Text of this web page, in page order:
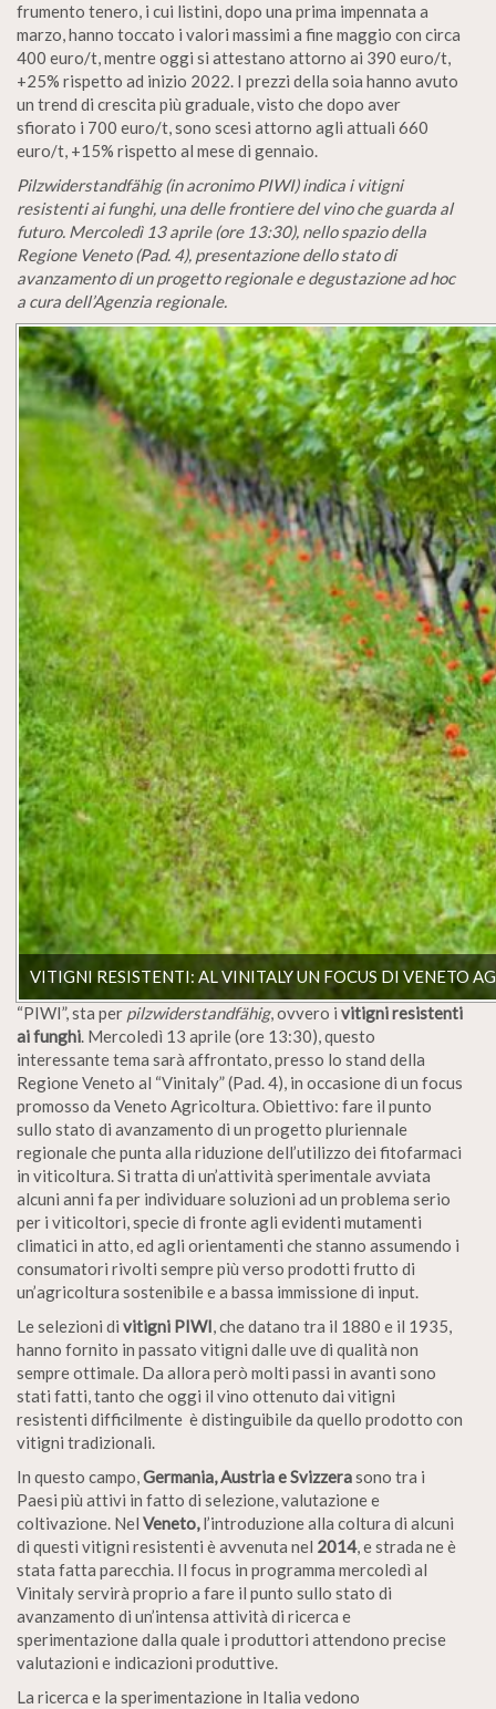
frumento tenero, i cui listini, dopo una prima impennata a
marzo, hanno toccato i valori massimi a fine maggio con circa
400 euro/t, mentre oggi si attestano attorno ai 390 euro/t,
+25% rispetto ad inizio 2022. I prezzi della soia hanno avuto
un trend di crescita più graduale, visto che dopo aver
sfiorato i 700 euro/t, sono scesi attorno agli attuali 660
euro/t, +15% rispetto al mese di gennaio.
Pilzwiderstandfähig (in acronimo PIWI) indica i vitigni
resistenti ai funghi, una delle frontiere del vino che guarda al
futuro. Mercoledì 13 aprile (ore 13:30), nello spazio della
Regione Veneto (Pad. 4), presentazione dello stato di
avanzamento di un progetto regionale e degustazione ad hoc
a cura dell’Agenzia regionale.
VITIGNI RESISTENTI: AL VINITALY UN FOCUS DI VENETO
“PIWI”, sta per pilzwiderstandfähig, ovvero i vitigni resistenti
ai funghi. Mercoledì 13 aprile (ore 13:30), questo
interessante tema sarà affrontato, presso lo stand della
Regione Veneto al “Vinitaly” (Pad. 4), in occasione di un focus
promosso da Veneto Agricoltura. Obiettivo: fare il punto
sullo stato di avanzamento di un progetto pluriennale
regionale che punta alla riduzione dell’utilizzo dei fitofarmaci
in viticoltura. Si tratta di un’attività sperimentale avviata
alcuni anni fa per individuare soluzioni ad un problema serio
per i viticoltori, specie di fronte agli evidenti mutamenti
climatici in atto, ed agli orientamenti che stanno assumendo i
consumatori rivolti sempre più verso prodotti frutto di
un’agricoltura sostenibile e a bassa immissione di input.
Le selezioni di vitigni PIWI, che datano tra il 1880 e il 1935,
hanno fornito in passato vitigni dalle uve di qualità non
sempre ottimale. Da allora però molti passi in avanti sono
stati fatti, tanto che oggi il vino ottenuto dai vitigni
resistenti difficilmente è distinguibile da quello prodotto con
vitigni tradizionali.
In questo campo,Germania, Austria e Svizzerasono tra i
Paesi più attivi in fatto di selezione, valutazione e
coltivazione. Nel Veneto,l’introduzione alla coltura di alcuni
di questi vitigni resistenti è avvenuta nel 2014, e strada ne è
stata fatta parecchia. Il focus in programma mercoledì al
Vinitaly servirà proprio a fare il punto sullo stato di
avanzamento di un’intensa attività di ricerca e
sperimentazione dalla quale i produttori attendono precise
valutazioni e indicazioni produttive.
La ricerca e la sperimentazione in Italia vedono